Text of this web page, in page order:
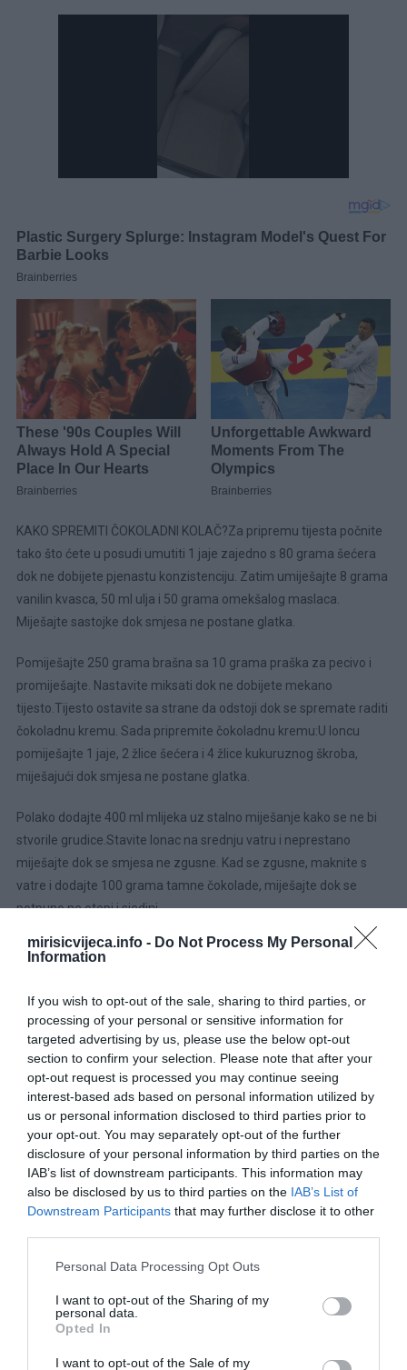
mirisicvijeca.info - Do Not Process My Personal
Information
If you wish to opt-out of the sale, sharing to third parties, or
processing of your personal or sensitive information for
targeted advertising by us, please use the below opt-out
section to confirm your selection. Please note that after your
opt-out request is processed you may continue seeing
interest-based ads based on personal information utilized by
us or personal information disclosed to third parties prior to
your opt-out. You may separately opt-out of the further
disclosure of your personal information by third parties on the
IAB’s list of downstream participants. This information may
also be disclosed by us to third parties on the IAB’s List of
Downstream Participants that may further disclose it to other
Please note that this website/app uses one or more Google
not limited to your visit or usage behaviour. You may click to
grant or deny consent to Google and its third-party tags to
use your data for below specified purposes in below Google
consent section.
Personal Data Processing Opt Outs
I want to opt-out of the Sharing of my
personal data.
Opted In
I want to opt-out of the Sale of my
KAKO SPREMITI ČOKOLADNI KOLAČ?Za pripremu tijesta počnite
tako što ćete u posudi umutiti 1 jaje zajedno s 80 grama šećera
dok ne dobijete pjenastu konzistenciju. Zatim umiješajte 8 grama
vanilin kvasca, 50 ml ulja i 50 grama omekšalog maslaca.
Miješajte sastojke dok smjesa ne postane glatka.
Pomiješajte 250 grama brašna sa 10 grama praška za pecivo i
promiješajte. Nastavite miksati dok ne dobijete mekano
tijesto.Tijesto ostavite sa strane da odstoji dok se spremate raditi
čokoladnu kremu. Sada pripremite čokoladnu kremu:U loncu
pomiješajte 1 jaje, 2 žlice šećera i 4 žlice kukuruznog škroba,
miješajući dok smjesa ne postane glatka.
Polako dodajte 400 ml mlijeka uz stalno miješanje kako se ne bi
stvorile grudice.Stavite lonac na srednju vatru i neprestano
miješajte dok se smjesa ne zgusne. Kad se zgusne, maknite s
vatre i dodajte 100 grama tamne čokolade, miješajte dok se
potpuno ne otopi i sjedini.
Pustite smjesu da se ohladi na trenutak, a zatim dodajte 200 ml
konzistenciju. Zatim prijeđite na sastavljanje tijesta:
Postavite pećnicu da se prethodno zagrije na 200°C (392°F). Na
pobrašnjenoj podlozi razvaljajte tijesto pa ga režite na oblike po
želji.
Žlicom nanesite veliku količinu čokoladne kreme u svaki komad
tijesta, a zatim preklopite ili zatvorite rubove ako je potrebno.
Složite peciva na lim za pečenje i pospite ih komadićima
čokolade.
se ohladi na trenutak prije nego što je pospete šećerom u prahu.
Uživajte u bogatoj čokoladnoj dobroti služeći je toplu! Prijedlozi za
posluživanje.Uživajte u ovom pecivu toplom uz kuglicu sladoleda
od vanilije ili šlaga. Za ugodan međuobrok, uparite ga sa šalicom